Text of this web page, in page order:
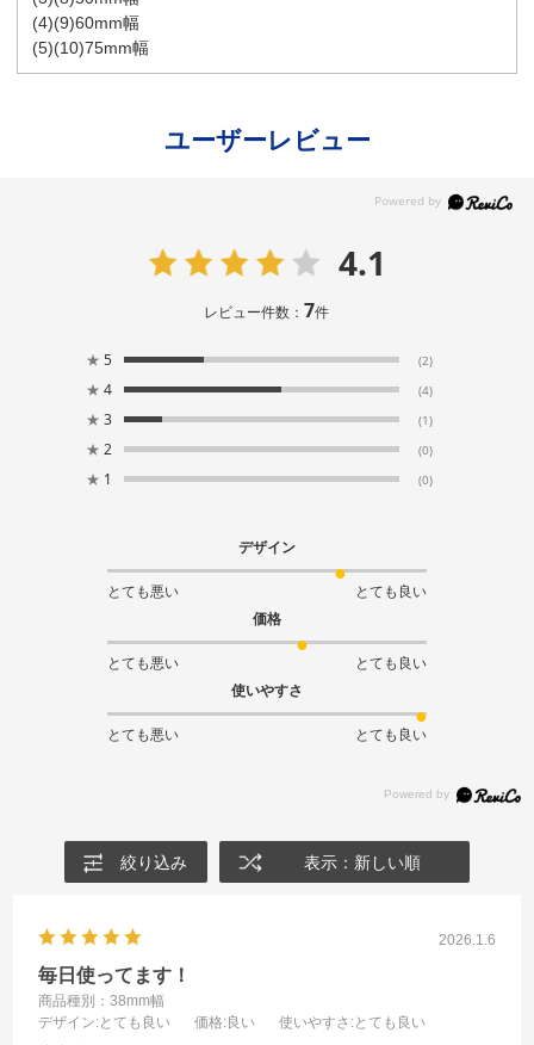
(4)(9)60mm幅
(5)(10)75mm幅
ユーザーレビュー
4.1
レビュー件数：7件
★ 5 (2)
★ 4 (4)
★ 3 (1)
★ 2 (0)
★ 1 (0)
デザイン
とても悪い
とても良い
価格
とても悪い
とても良い
使いやすさ
とても悪い とても良い
絞り込み 表示：新しい順
2026.1.6
毎日使ってます！
商品種別：38mm幅
デザイン:とても良い 価格:良い 使いやすさ :とても良い